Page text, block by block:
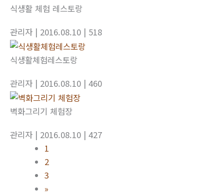
식생활 체험 레스토랑
관리자 | 2016.08.10 | 518
식생활체험레스토랑
관리자 | 2016.08.10 | 460
벽화그리기 체험장
관리자 | 2016.08.10 | 427
1
2
3
»